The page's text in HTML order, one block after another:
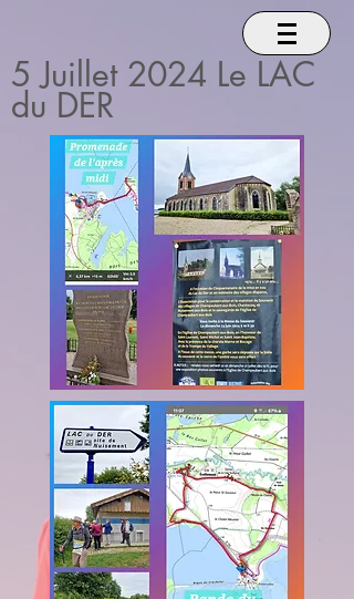
5 Juillet 2024 Le LAC
du DER